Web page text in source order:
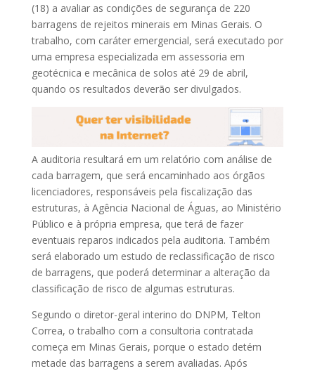
(18) a avaliar as condições de segurança de 220
barragens de rejeitos minerais em Minas Gerais. O
trabalho, com caráter emergencial, será executado por
uma empresa especializada em assessoria em
geotécnica e mecânica de solos até 29 de abril,
quando os resultados deverão ser divulgados.
A auditoria resultará em um relatório com análise de
cada barragem, que será encaminhado aos órgãos
licenciadores, responsáveis pela fiscalização das
estruturas, à Agência Nacional de Águas, ao Ministério
Público e à própria empresa, que terá de fazer
eventuais reparos indicados pela auditoria. Também
será elaborado um estudo de reclassificação de risco
de barragens, que poderá determinar a alteração da
classificação de risco de algumas estruturas.
Segundo o diretor-geral interino do DNPM, Telton
Correa, o trabalho com a consultoria contratada
começa em Minas Gerais, porque o estado detém
metade das barragens a serem avaliadas. Após